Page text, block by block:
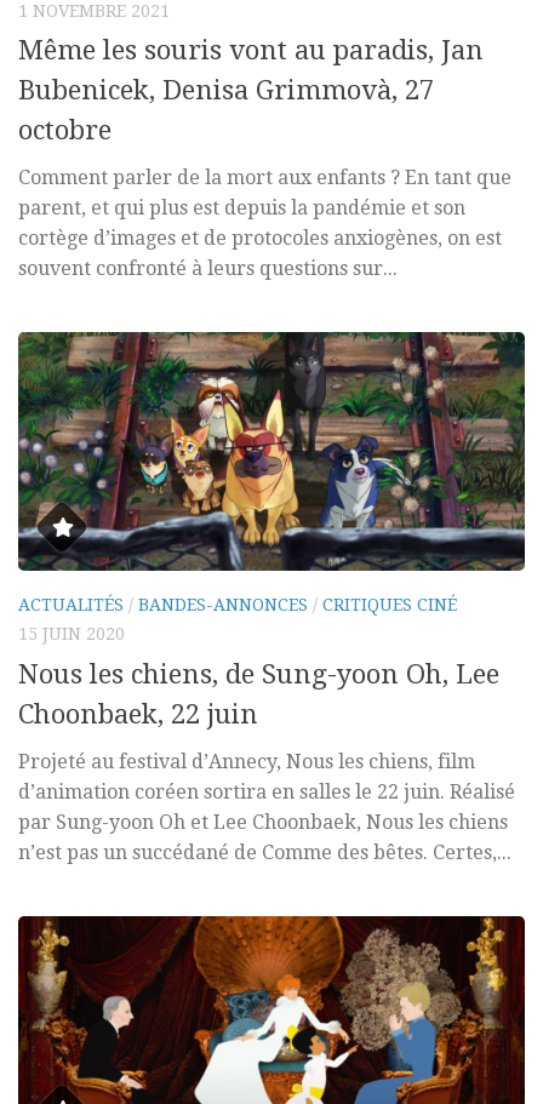
1 NOVEMBRE 2021
Même les souris vont au paradis, Jan
Bubenicek, Denisa Grimmovà, 27
octobre
Comment parler de la mort aux enfants ? En tant que
parent, et qui plus est depuis la pandémie et son
cortège d’images et de protocoles anxiogènes, on est
souvent confronté à leurs questions sur...
ACTUALITÉS / BANDES-ANNONCES / CRITIQUES CINÉ
15 JUIN 2020
Nous les chiens, de Sung-yoon Oh, Lee
Choonbaek, 22 juin
Projeté au festival d’Annecy, Nous les chiens, film
d’animation coréen sortira en salles le 22 juin. Réalisé
par Sung-yoon Oh et Lee Choonbaek, Nous les chiens
n’est pas un succédané de Comme des bêtes. Certes,...